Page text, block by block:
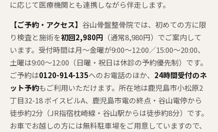
に応じて医療機関とも連携しながら伴走します。
【ご予約・アクセス】 谷山骨盤整骨院では、初めての方に限
り検査と施術を初回2,980円 （通常8,980円）でご案内して
います。受付時間は月〜金曜が9:00〜12:00／15:00〜20:00、
土曜は9:00〜12:00（日曜・祝日は休診の予約優先制）です。
ご予約は0120-914-135へのお電話のほか、 24時間受付のネ
ット予約もご利用いただけます。所在地は鹿児島市小松原2
丁目32-18 ボイスビルA、鹿児島市電の終点・谷山電停から
徒歩約2分（JR指宿枕崎線・谷山駅からは徒歩約8分）です。
お車でお越しの方には無料駐車場をご用意していますので、